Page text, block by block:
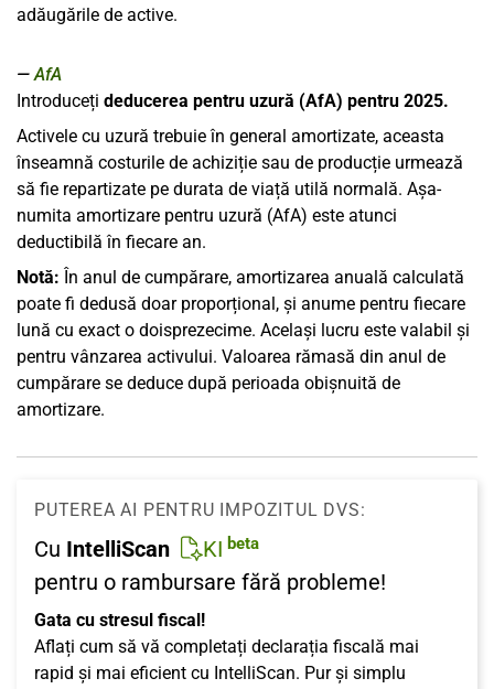
adăugările de active.
AfA
Introduceți deducerea pentru uzură (AfA) pentru 2025.
Activele cu uzură trebuie în general amortizate, aceasta
înseamnă costurile de achiziție sau de producție urmează
să fie repartizate pe durata de viață utilă normală. Așa-
numita amortizare pentru uzură (AfA) este atunci
deductibilă în fiecare an.
Notă: În anul de cumpărare, amortizarea anuală calculată
poate fi dedusă doar proporțional, și anume pentru fiecare
lună cu exact o doisprezecime. Același lucru este valabil și
pentru vânzarea activului. Valoarea rămasă din anul de
cumpărare se deduce după perioada obișnuită de
amortizare.
PUTEREA AI PENTRU IMPOZITUL DVS:
Cu IntelliScan KI beta
pentru o rambursare fără probleme!
Gata cu stresul fiscal!
Aflați cum să vă completați declarația fiscală mai
rapid și mai eficient cu IntelliScan. Pur și simplu